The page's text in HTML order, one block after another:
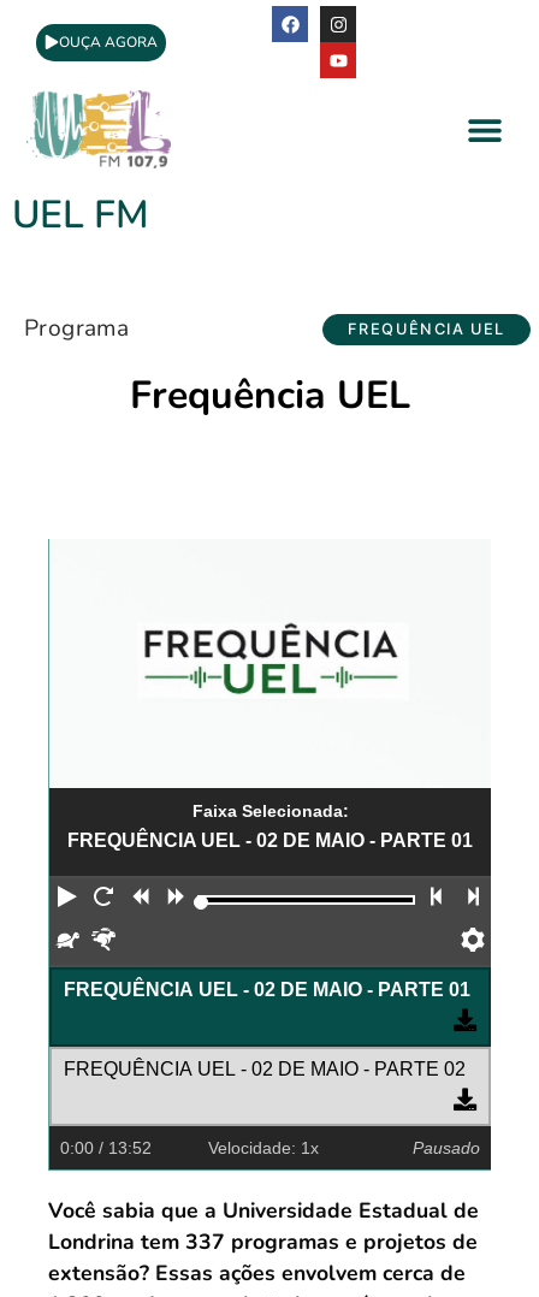
OUÇA AGORA
UEL FM
Programa FREQUÊNCIA UEL
Frequência UEL
Faixa Selecionada:
FREQUÊNCIA UEL - 02 DE MAIO - PARTE 01
Reproduzir
Reiniciar
Retroceder
Avançar Faixa
Devagar
FREQUÊNCIA UEL - 02 DE MAIO - PARTE 01
FREQUÊNCIA UEL - 02 DE MAIO - PARTE 02
0:00 / 13:52 Velocidade: 1x Pausado
Você sabia que a Universidade Estadual de
Londrina tem 337 programas e projetos de
extensão? Essas ações envolvem cerca de